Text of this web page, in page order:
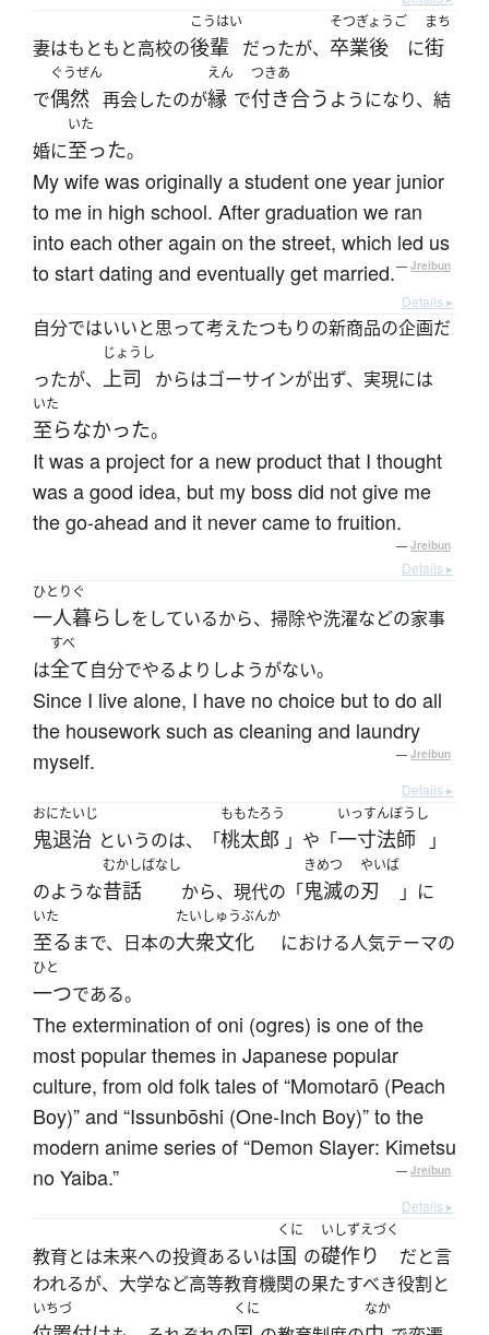
妻はもともと高校の
こうはい
後輩 だったが、
そつぎょうご
卒業後 に
まち
街
で
ぐうぜん
偶然 再会したのが
えん
縁 で
つきあ
付き合う ようになり、結
婚に
いた
至った。
My wife was originally a student one year junior
to me in high school. After graduation we ran
into each other again on the street, which led us
to start dating and eventually get married.— Jreibun
Details ▸
自分ではいいと思って考えたつもりの新商品の企画だ
ったが、
じょうし
上司 からはゴーサインが出ず、実現には
いた
至らなかった。
It was a project for a new product that I thought
was a good idea, but my boss did not give me
the go-ahead and it never came to fruition.
— Jreibun
Details ▸
ひとりぐ
一人暮らしをしているから、掃除や洗濯などの家事
は
すべ
全て自分でやるよりしようがない。
Since I live alone, I have no choice but to do all
the housework such as cleaning and laundry
myself.
— Jreibun
Details ▸
おにたいじ
鬼退治 というのは、「
ももたろう
桃太郎 」や「
いっすんぼうし
一寸法師 」
のような
むかしばなし
昔話 から、現代の「
きめつ
鬼滅の
やいば
刃 」に
いた
至る まで、日本の
たいしゅうぶんか
大衆文化 における人気テーマの
ひと
一つである。
The extermination of oni (ogres) is one of the
most popular themes in Japanese popular
culture, from old folk tales of “Momotarō (Peach
Boy)” and “Issunbōshi (One-Inch Boy)” to the
modern anime series of “Demon Slayer: Kimetsu
no Yaiba.”
— Jreibun
Details ▸
教育とは未来への投資あるいは
くに
国 の
いしずえづく
礎作り
だと言
われるが、大学など高等教育機関の果たすべき役割と
いちづ くに なか